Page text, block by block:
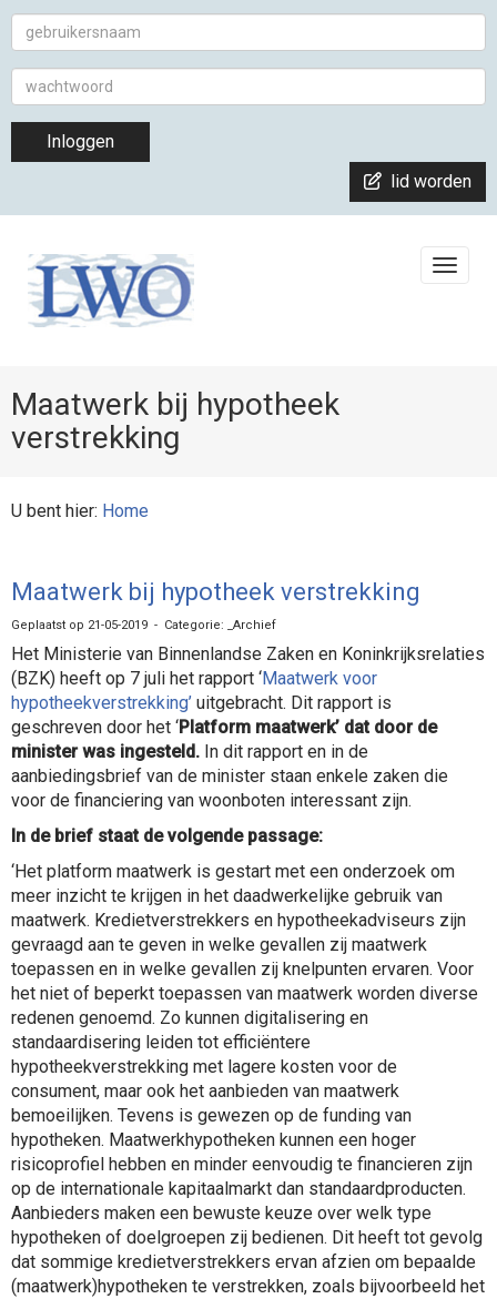
Inloggen
lid worden
Maatwerk bij hypotheek
verstrekking
U bent hier: Home
Maatwerk bij hypotheek verstrekking
Geplaatst op 21-05-2019 - Categorie: _Archief
Het Ministerie van Binnenlandse Zaken en Koninkrijksrelaties
(BZK) heeft op 7 juli het rapport ‘Maatwerk voor
hypotheekverstrekking’ uitgebracht. Dit rapport is
geschreven door het ‘Platform maatwerk’ dat door de
minister was ingesteld. In dit rapport en in de
aanbiedingsbrief van de minister staan enkele zaken die
voor de financiering van woonboten interessant zijn.
In de brief staat de volgende passage:
‘Het platform maatwerk is gestart met een onderzoek om
meer inzicht te krijgen in het daadwerkelijke gebruik van
maatwerk. Kredietverstrekkers en hypotheekadviseurs zijn
gevraagd aan te geven in welke gevallen zij maatwerk
toepassen en in welke gevallen zij knelpunten ervaren. Voor
het niet of beperkt toepassen van maatwerk worden diverse
redenen genoemd. Zo kunnen digitalisering en
standaardisering leiden tot efficiëntere
hypotheekverstrekking met lagere kosten voor de
consument, maar ook het aanbieden van maatwerk
bemoeilijken. Tevens is gewezen op de funding van
hypotheken. Maatwerkhypotheken kunnen een hoger
risicoprofiel hebben en minder eenvoudig te financieren zijn
op de internationale kapitaalmarkt dan standaardproducten.
Aanbieders maken een bewuste keuze over welk type
hypotheken of doelgroepen zij bedienen. Dit heeft tot gevolg
dat sommige kredietverstrekkers ervan afzien om bepaalde
(maatwerk)hypotheken te verstrekken, zoals bijvoorbeeld het